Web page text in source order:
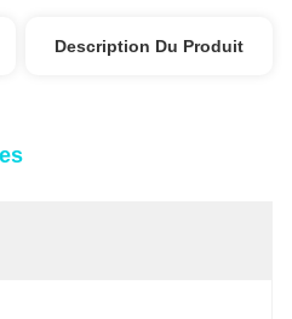
Description Du Produit